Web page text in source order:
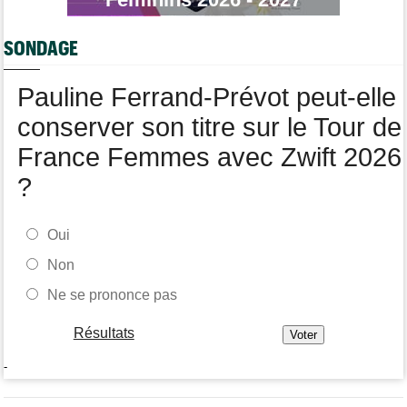
SONDAGE
Pauline Ferrand-Prévot peut-elle
conserver son titre sur le Tour de
France Femmes avec Zwift 2026
?
Oui
Non
Ne se prononce pas
Résultats
-